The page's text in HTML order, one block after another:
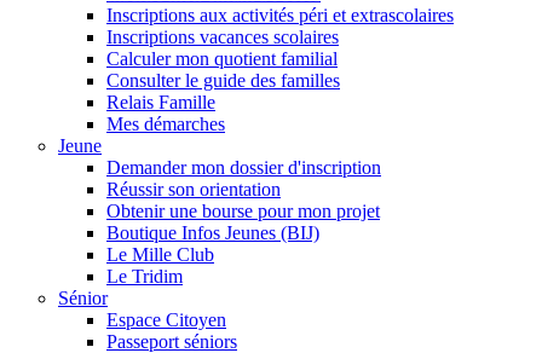
Inscriptions aux activités péri et extrascolaires
Inscriptions vacances scolaires
Calculer mon quotient familial
Consulter le guide des familles
Relais Famille
Mes démarches
Jeune
Demander mon dossier d'inscription
Réussir son orientation
Obtenir une bourse pour mon projet
Boutique Infos Jeunes (BIJ)
Le Mille Club
Le Tridim
Sénior
Espace Citoyen
Passeport séniors